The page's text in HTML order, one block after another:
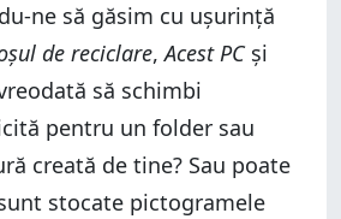
ne să găsim cu ușurință
de reciclare,Acest PCși
să schimbi
pentru un folder sau
creată de tine? Sau poate
stocate pictogramele